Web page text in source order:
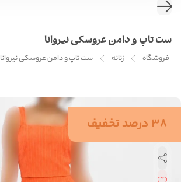
ست تاپ و دامن عروسکی نیروانا
فروشگاه زنانه ست تاپ و دامن عروسکی نیروانا
38 درصد تخفیف